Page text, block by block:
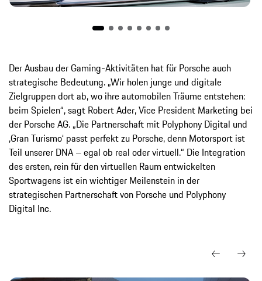
Der Ausbau der Gaming-Aktivitäten hat für Porsche auch
strategische Bedeutung. „Wir holen junge und digitale
Zielgruppen dort ab, wo ihre automobilen Träume entstehen:
beim Spielen“, sagt Robert Ader, Vice President Marketing bei
der Porsche AG. „Die Partnerschaft mit Polyphony Digital und
,Gran Turismo‘ passt perfekt zu Porsche, denn Motorsport ist
Teil unserer DNA – egal ob real oder virtuell.“ Die Integration
des ersten, rein für den virtuellen Raum entwickelten
Sportwagens ist ein wichtiger Meilenstein in der
strategischen Partnerschaft von Porsche und Polyphony
Digital Inc.